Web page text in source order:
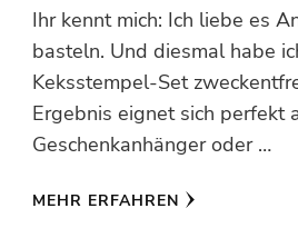
Ihr kennt mich: Ich liebe es
basteln. Und diesmal habe
Keksstempel-Set
Ergebnis eignet sich perfekt
Geschenkanhänger oder …
MEHR ERFAHREN